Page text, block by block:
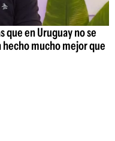
que en Uruguay no se
mucho mejor que